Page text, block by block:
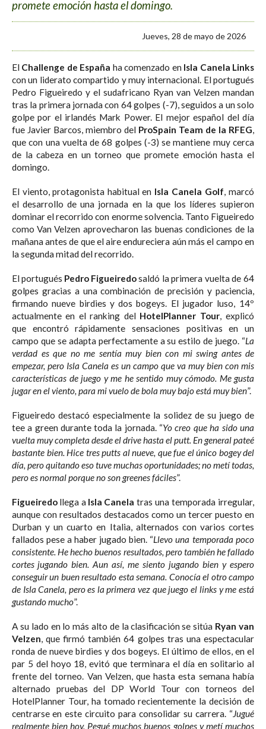
promete emoción hasta el domingo.
Jueves, 28 de mayo de 2026
El Challenge de España ha comenzado en Isla Canela Links
con un liderato compartido y muy internacional. El portugués
Pedro Figueiredo y el sudafricano Ryan van Velzen mandan
tras la primera jornada con 64 golpes (-7), seguidos a un solo
golpe por el irlandés Mark Power. El mejor español del día
fue Javier Barcos, miembro del ProSpain Team de la RFEG,
que con una vuelta de 68 golpes (-3) se mantiene muy cerca
de la cabeza en un torneo que promete emoción hasta el
domingo.
El viento, protagonista habitual en Isla Canela Golf, marcó
el desarrollo de una jornada en la que los líderes supieron
dominar el recorrido con enorme solvencia. Tanto Figueiredo
como Van Velzen aprovecharon las buenas condiciones de la
mañana antes de que el aire endureciera aún más el campo en
la segunda mitad del recorrido.
El portugués Pedro Figueiredo
golpes gracias a una combinación de precisión y paciencia,
firmando nueve birdies y dos bogeys. El jugador luso, 14º
actualmente en el ranking del HotelPlanner Tour, explicó
que encontró rápidamente sensaciones positivas en un
campo que se adapta perfectamente a su estilo de juego. “La
verdad es que no me sentía muy bien con mi swing antes de
empezar, pero Isla Canela es un campo que va muy bien con mis
características de juego y me he sentido muy cómodo. Me gusta
jugar en el viento, para mi vuelo de bola muy bajo está muy bien”.
Figueiredo destacó especialmente la solidez de su juego de
tee a green durante toda la jornada. “Yo creo que ha sido una
vuelta muy completa desde el drive hasta el putt. En general pateé
bastante bien. Hice tres putts al nueve, que fue el único bogey del
día, pero quitando eso tuve muchas oportunidades; no metí todas,
pero es normal porque no son greenes fáciles”.
Figueiredo llega a Isla Canela
aunque con resultados destacados como un tercer puesto en
Durban y un cuarto en Italia, alternados con varios cortes
fallados pese a haber jugado bien. “Llevo una temporada poco
consistente. He hecho buenos resultados, pero también he fallado
cortes jugando bien. Aun así, me siento jugando bien y espero
conseguir un buen resultado esta semana. Conocía el otro campo
de Isla Canela, pero es la primera vez que juego el links y me está
gustando mucho”.
A su lado en lo más alto de la clasificación se sitúa Ryan van
Velzen, que firmó también 64 golpes tras una espectacular
ronda de nueve birdies y dos bogeys. El último de ellos, en el
par 5 del hoyo 18, evitó que terminara el día en solitario al
frente del torneo. Van Velzen, que hasta esta semana había
alternado pruebas del DP World Tour con torneos del
HotelPlanner Tour, ha tomado recientemente la decisión de
centrarse en este circuito para consolidar su carrera. “Jugué
realmente bien hoy. Pegué muchos buenos golpes y metí muchos